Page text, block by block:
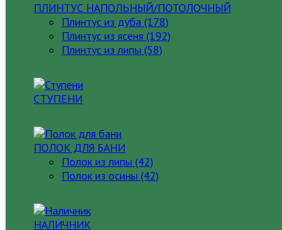
ПЛИНТУС НАПОЛЬНЫЙ/ПОТОЛОЧНЫЙ
Плинтус из дуба (178)
Плинтус из ясеня (192)
Плинтус из липы (58)
СТУПЕНИ
ПОЛОК ДЛЯ БАНИ
Полок из липы (42)
Полок из осины (42)
НАЛИЧНИК